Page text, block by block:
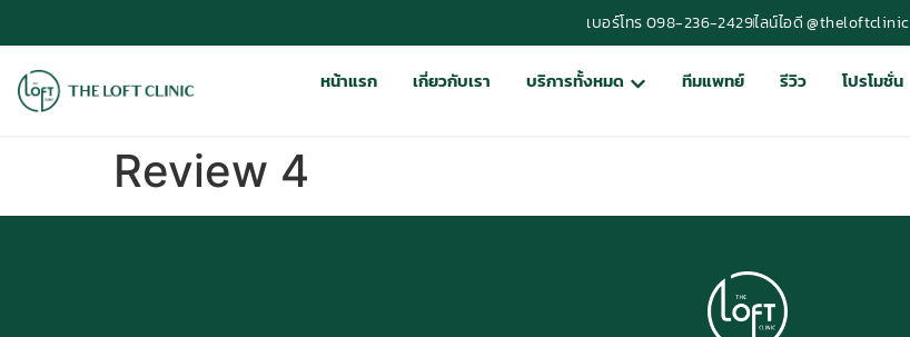
เบอร์โทร 098-236-2429ไลน์ไอดี @theloftclinic
หน้าแรก เกี่ยวกับเรา บริการทั้งหมด ทีมแพทย์ รีวิว โปรโมชั่น
Review 4